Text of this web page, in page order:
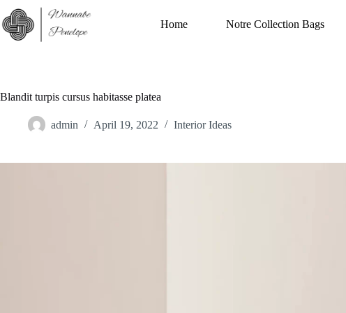
to
content
Home Notre Collection Bags
Blandit turpis cursus habitasse platea
admin April 19, 2022 Interior Ideas